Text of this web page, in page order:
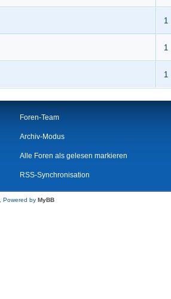
1
1
1
Foren-Team
Archiv-Modus
Alle Foren als gelesen markieren
RSS-Synchronisation
, Powered by MyBB